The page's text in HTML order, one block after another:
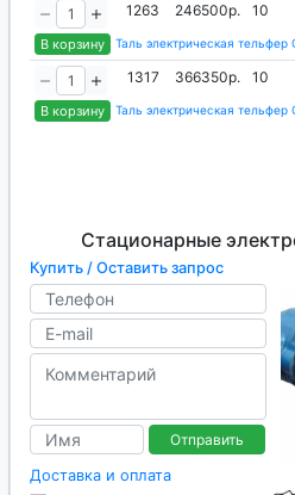
В корзину
1263 246500р. 10
Таль электрическая тельфер
В корзину
1317 366350р. 10
Таль электрическая тельфер
Стационарные
Купить / Оставить запрос
Отправить
Доставка и оплата